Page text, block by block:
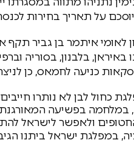
על תאריך בחירות
לאומי איתמר בן גביר תקף
באיראן, בלבנון, בסוריה
כניעה לחמאס, כן
כחול לבן לא נותרו
ראינו ב-7.10, במלחמה בפשיעה
ולאפשר לישראל
במפלגת ישראל ביתנו